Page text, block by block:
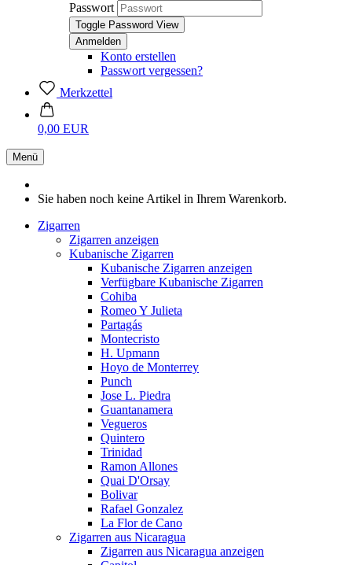
Passwort
Toggle Password View
Konto erstellen
Passwort vergessen?
Merkzettel
0,00 EUR
Menü
Sie haben noch keine Artikel in Ihrem Warenkorb.
Zigarren
Zigarren anzeigen
Kubanische Zigarren
Kubanische Zigarren anzeigen
Verfügbare Kubanische Zigarren
Cohiba
Romeo Y Julieta
Partagás
Montecristo
H. Upmann
Hoyo de Monterrey
Punch
Jose L. Piedra
Guantanamera
Vegueros
Quintero
Trinidad
Ramon Allones
Quai D'Orsay
Bolivar
Rafael Gonzalez
La Flor de Cano
Zigarren aus Nicaragua
Zigarren aus Nicaragua anzeigen